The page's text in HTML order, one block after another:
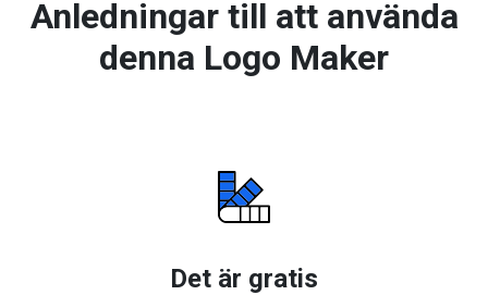
Anledningar till att använda
denna Logo Maker
Det är gratis